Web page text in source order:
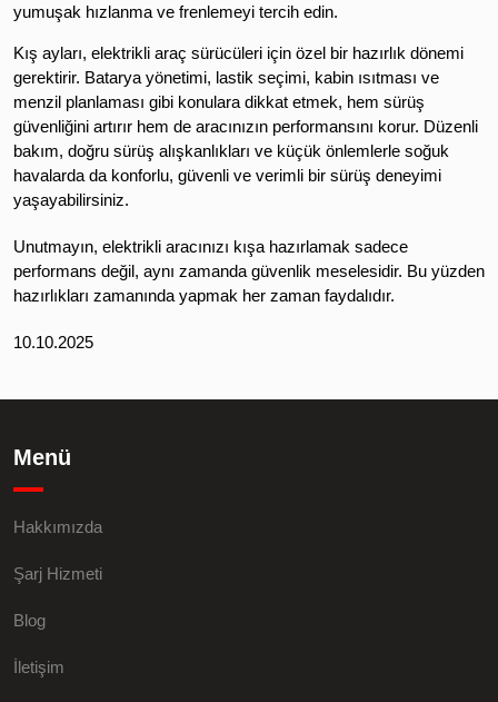
yumuşak hızlanma ve frenlemeyi tercih edin.
Kış ayları, elektrikli araç sürücüleri için özel bir hazırlık dönemi
gerektirir. Batarya yönetimi, lastik seçimi, kabin ısıtması ve
menzil planlaması gibi konulara dikkat etmek, hem sürüş
güvenliğini artırır hem de aracınızın performansını korur. Düzenli
bakım, doğru sürüş alışkanlıkları ve küçük önlemlerle soğuk
havalarda da konforlu, güvenli ve verimli bir sürüş deneyimi
yaşayabilirsiniz.
Unutmayın, elektrikli aracınızı kışa hazırlamak sadece
performans değil, aynı zamanda güvenlik meselesidir. Bu yüzden
hazırlıkları zamanında yapmak her zaman faydalıdır.
10.10.2025
Menü
Hakkımızda
Şarj Hizmeti
Blog
İletişim